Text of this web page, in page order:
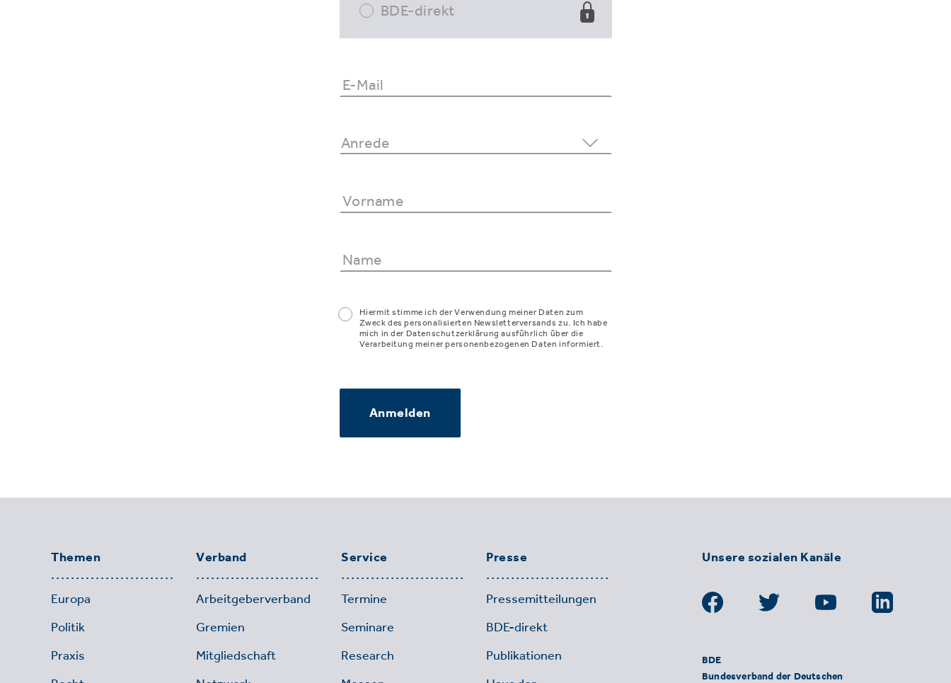
BDE-direkt
Hiermit stimme ich der Verwendung meiner Daten zum
Zweck des personalisierten Newsletterversands zu. Ich habe
mich in der Datenschutzerklärung ausführlich über die
Verarbeitung meiner personenbezogenen Daten informiert.
Anmelden
Themen
Europa
Politik
Praxis
Verband
Arbeitgeberverband
Gremien
Mitgliedschaft
Service
Termine
Seminare
Research
Presse
Pressemitteilungen
BDE-direkt
Publikationen
Unsere sozialen Kanäle
BDE
Bundesverband der Deutschen